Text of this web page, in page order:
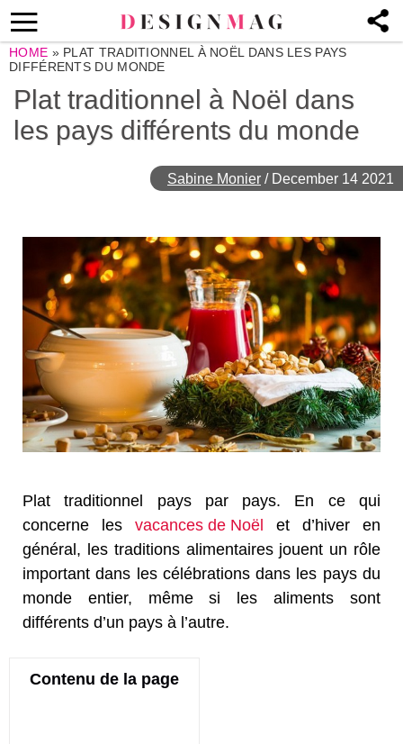
HOME » PLAT TRADITIONNEL À NOËL DANS LES PAYS
DIFFÉRENTS DU MONDE
Plat traditionnel à Noël dans
les pays différents du monde
Sabine Monier / December 14 2021
Plat traditionnel pays par pays. En ce qui
concerne les vacances de Noël et d’hiver en
général, les traditions alimentaires jouent un rôle
important dans les célébrations dans les pays du
monde entier, même si les aliments sont
différents d’un pays à l’autre.
Contenu de la page